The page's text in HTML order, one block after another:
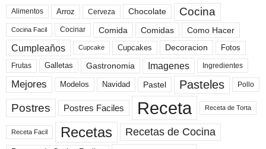
Alimentos Arroz Cerveza Chocolate Cocina
Cocina Facil Cocinar Comida Comidas Como Hacer
Cumpleaños Cupcake Cupcakes Decoracion Fotos
Frutas Galletas Gastronomia Imagenes Ingredientes
Mejores Modelos Navidad Pastel Pasteles Pollo
Postres Postres Faciles Receta Receta de Torta
Receta Facil Recetas Recetas de Cocina